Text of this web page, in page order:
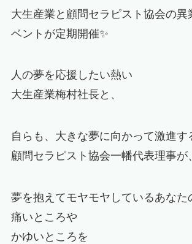
大生産業と顧問セラピスト協会の異
ベントが定期開催✨
人の夢を応援したい熱い
大生産業梅村社長と、
自らも、大きな夢に向かって激進す
顧問セラピスト協会一幡代表理事が、
夢を抱えてモヤモヤしているあなた
痛いところや
かゆいところを